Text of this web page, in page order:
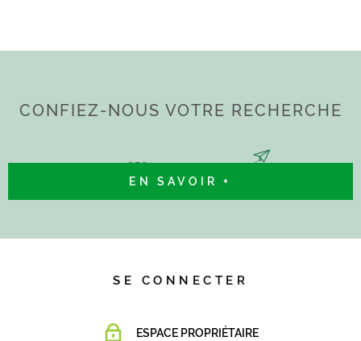
CONFIEZ-NOUS VOTRE RECHERCHE
EN SAVOIR +
SE CONNECTER
ESPACE PROPRIÉTAIRE